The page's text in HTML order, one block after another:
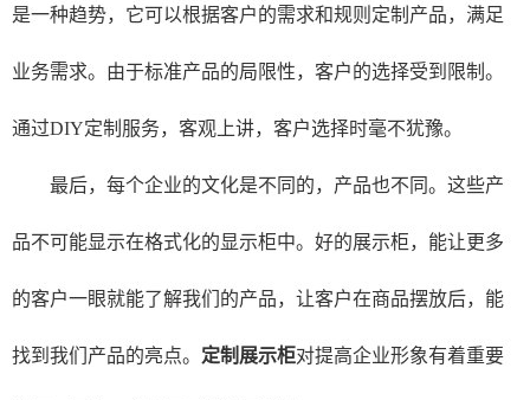
是一种趋势，它可以根据客户的需求和规则定制产品，满足
业务需求。由于标准产品的局限性，客户的选择受到限制。
通过DIY定制服务，客观上讲，客户选择时毫不犹豫。
最后，每个企业的文化是不同的，产品也不同。这些产
品不可能显示在格式化的显示柜中。 好的展示柜，能让更多
的客户一眼就能了解我们的产品，让客户在商品摆放后，能
找到我们产品的亮点。 定制展示柜对提高企业形象有着重要